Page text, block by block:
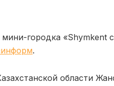
городка «Shymkent
.
области